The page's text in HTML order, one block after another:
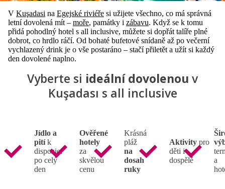
V Kuşadasi na Egejské riviéře si užijete všechno, co má správná
letní dovolená mít – moře, památky i zábavu. Když se k tomu
přidá pohodlný hotel s all inclusive, můžete si dopřát talíře plné
dobrot, co hrdlo ráčí. Od bohaté bufetové snídaně až po večerní
vychlazený drink je o vše postaráno – stačí přiletět a užít si každý
den dovolené naplno.
Vyberte si ideální dovolenou v
Kuşadası s all inclusive
Jídlo a
pitík
dispozici
po celý
den
Ověřené
hotely
za
skvělou
cenu
Krásná
pláž
na
dosah
ruky
Aktivity pro
děti i
dospělé
a